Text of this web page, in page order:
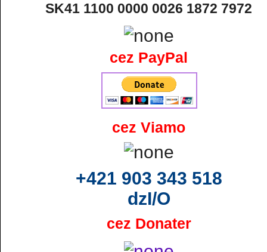
SK41 1100 0000 0026 1872 7972
cez PayPal
cez Viamo
+421 903 343 518
dzI/O
cez Donater